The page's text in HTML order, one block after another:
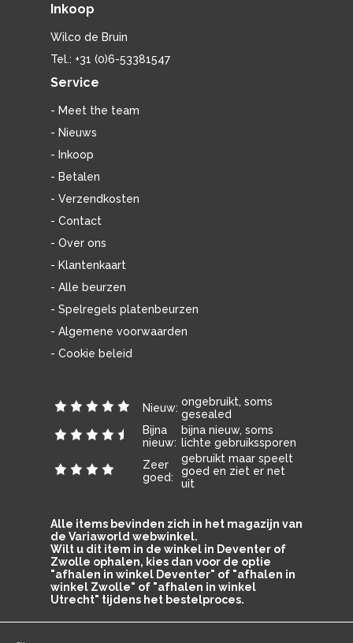
Inkoop
Wilco de Bruin
Tel.: +31 (0)6-53381547
Service
- Meet the team
- Nieuws
- Inkoop
- Betalen
- Verzendkosten
- Contact
- Over ons
- Klantenkaart
- Alle beurzen
- Spelregels platenbeurzen
- Algemene voorwaarden
- Cookie beleid
Nieuw: ongebruikt, soms
gesealed
Bijna
nieuw:
bijna nieuw, soms
lichte gebruikssporen
Zeer
goed:
gebruikt maar speelt
goed en ziet er net
uit
Alle items bevinden zich in het magazijn van
de Variaworld webwinkel.
Wilt u dit item in de winkel in Deventer of
Zwolle ophalen, kies dan voor de optie
"afhalen in winkel Deventer" of "afhalen in
winkel Zwolle" of "afhalen in winkel
Utrecht" tijdens het bestelproces.